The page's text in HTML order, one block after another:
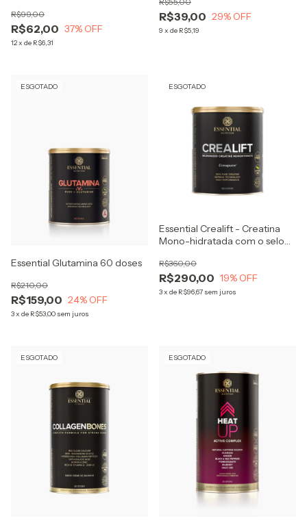
R$62,00
R$99,00
37% OFF
12x de R$6,31
R$39,00 29% OFF
9 x de R$5,19
ESGOTADO
Essential Glutamina 60 doses
R$159,00
R$210,00
24% OFF
3x de R$53,00 sem juros
ESGOTADO
Essential Crealift - Creatina
Mono-hidratada com o selo
R$290,00
R$360,00
19% OFF
3x de R$96,67 sem juros
ESGOTADO ESGOTADO